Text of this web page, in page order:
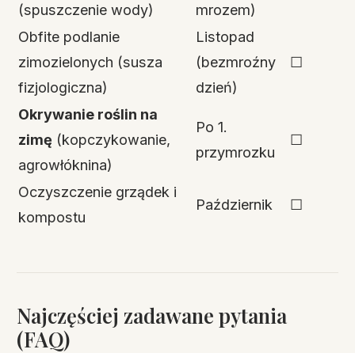
(spuszczenie wody)
mrozem)
Obfite podlanie
zimozielonych (susza
fizjologiczna)
Listopad
(bezmroźny
dzień)
☐
Okrywanie roślin na
zimę (kopczykowanie,
agrowłóknina)
Po 1.
przymrozku
☐
Oczyszczenie grządek i
kompostu
Październik ☐
Najczęściej zadawane pytania
(FAQ)